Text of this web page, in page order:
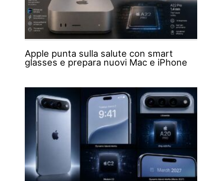
Apple punta sulla salute con smart
glasses e prepara nuovi Mac e iPhone